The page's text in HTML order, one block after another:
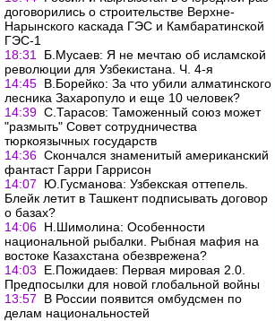
договорились о строительстве Верхне-
Нарынского каскада ГЭС и Камбаратинской
ГЭС-1
18:31
Б.Мусаев: Я не мечтаю об исламской
революции для Узбекистана. Ч. 4-я
14:45 В.Борейко: За что убили алматинского
лесника Захаропуло и еще 10 человек?
14:39 С.Тарасов: Таможенный союз может
"размыть" Совет сотрудничества
тюркоязычных государств
14:36 Скончался знаменитый американский
фантаст Гарри Гаррисон
14:07
Ю.Гусманова: Узбекская оттепель.
Блейк летит в Ташкент подписывать договор
о базах?
14:06 Н.Шимолина: Особенности
национальной рыбалки. Рыбная мафия на
востоке Казахстана обезврежена?
14:03
Е.Пожидаев: Первая мировая 2.0.
Предпосылки для новой глобальной войны
13:57
В России появится омбудсмен по
делам национальностей